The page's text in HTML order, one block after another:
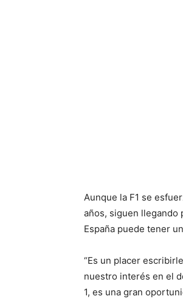
Aunque la F1 se
años, siguen llegando
España puede tener
“Es un placer
nuestro interés en el
1, es una gran